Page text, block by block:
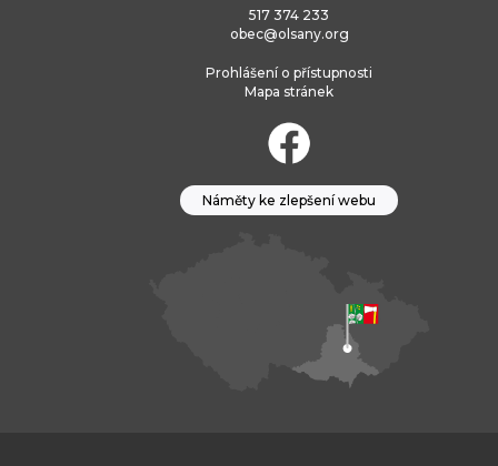
517 374 233
obec@olsany.org
Prohlášení o přístupnosti
Mapa stránek
Náměty ke zlepšení webu